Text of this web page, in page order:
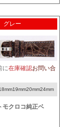
グレー
に在庫確認お問い合
モクロコ純正ベ